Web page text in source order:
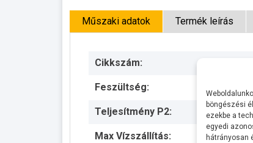
Műszaki adatok Termék leírás
Cikkszám:
Feszültség:
Teljesítmény P2:
Max Vízszállítás:
böngészési
ezekbe a
egyedi
hátrányosan